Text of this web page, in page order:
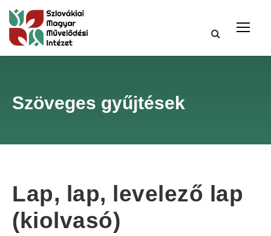
Szöveges gyűjtések
Lap, lap, levelező lap
(kiolvasó)